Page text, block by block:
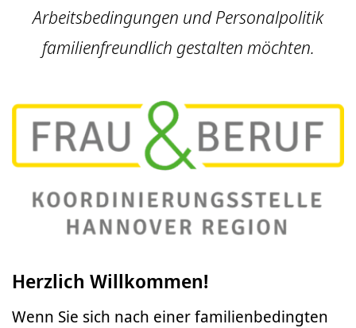
Arbeitsbedingungen und Personalpolitik
familienfreundlich gestalten möchten.
Herzlich Willkommen!
Wenn Sie sich nach einer familienbedingten